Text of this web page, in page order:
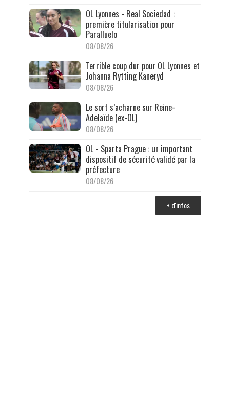
OL Lyonnes - Real Sociedad :
première titularisation pour
Paralluelo
08/08/26
Terrible coup dur pour OL Lyonnes et
Johanna Rytting Kaneryd
08/08/26
Le sort s’acharne sur Reine-
Adelaïde (ex-OL)
08/08/26
OL - Sparta Prague : un important
dispositif de sécurité validé par la
préfecture
08/08/26
+ d'infos